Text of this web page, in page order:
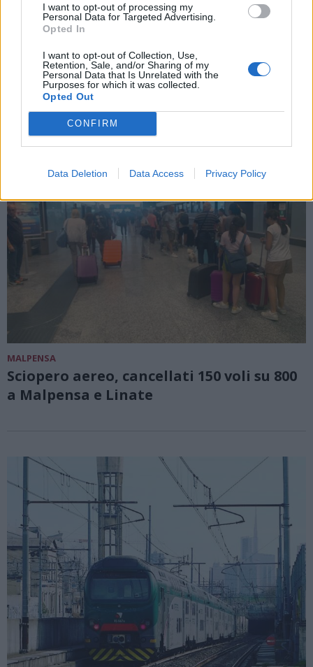
I want to opt-out of processing my
Personal Data for Targeted Advertising.
Opted In
I want to opt-out of Collection, Use,
Retention, Sale, and/or Sharing of my
Personal Data that Is Unrelated with the
Purposes for which it was collected.
Opted Out
CONFIRM
Data Deletion Data Access Privacy Policy
TURISMO
Pasqua fa volare il turismo: “Malpensa e
Linate con più viaggiatori del periodo
pre-covid”
MALPENSA
Sciopero aereo, cancellati 150 voli su 800
a Malpensa e Linate